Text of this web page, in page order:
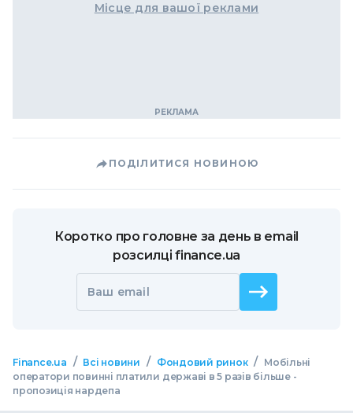
Місце для вашої реклами
ПОДІЛИТИСЯ НОВИНОЮ
Коротко про головне за день в email
розсилці finance.ua
Ваш email
Finance.ua / Всі новини / Фондовий ринок / Мобільні
оператори повинні платили державі в 5 разів більше -
пропозиція нардепа